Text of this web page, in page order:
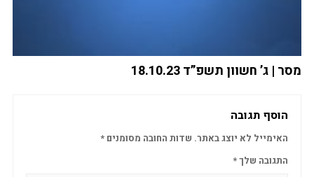
מסר | ג’ חשוון תשפ”ד 18.10.23
הוסף תגובה
האימייל לא יוצג באתר. שדות החובה מסומנים *
התגובה שלך*